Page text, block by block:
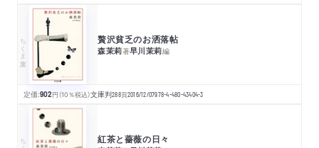
ちくま文庫 贅沢貧乏のお洒落帖
森茉莉著早川茉莉編
定価:902円 （10％税込）文庫判288頁2016/12/07978-4-480-43404-3
紅茶と薔薇の日々